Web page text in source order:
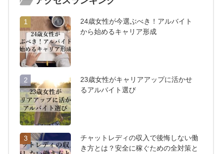
1
24歳女性が今選ぶべき！アルバイト
から始めるキャリア形成
2
23歳女性がキャリアアップに活かせ
るアルバイト選び
3
チャットレディの収入で後悔しない働
き方とは？安全に稼ぐための全対策と